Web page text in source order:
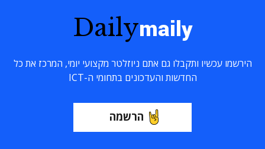
Dailymaily
הירשמו עכשיו ותקבלו גם אתם ניוזלטר מקצועי יומי, המרכז את כל
החדשות והעדכונים בתחומי ה-ICT
הרשמה